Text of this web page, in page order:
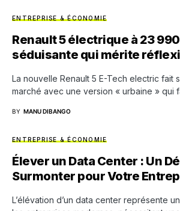
ENTREPRISE & ÉCONOMIE
Renault 5 électrique à 23
séduisante qui mérite
La nouvelle Renault 5 E-Tech electric fait
marché avec une version « urbaine » qui
BY MANU DIBANGO
ENTREPRISE & ÉCONOMIE
Élever un Data Center : Un
Surmonter pour Votre
L’élévation d’un data center représente